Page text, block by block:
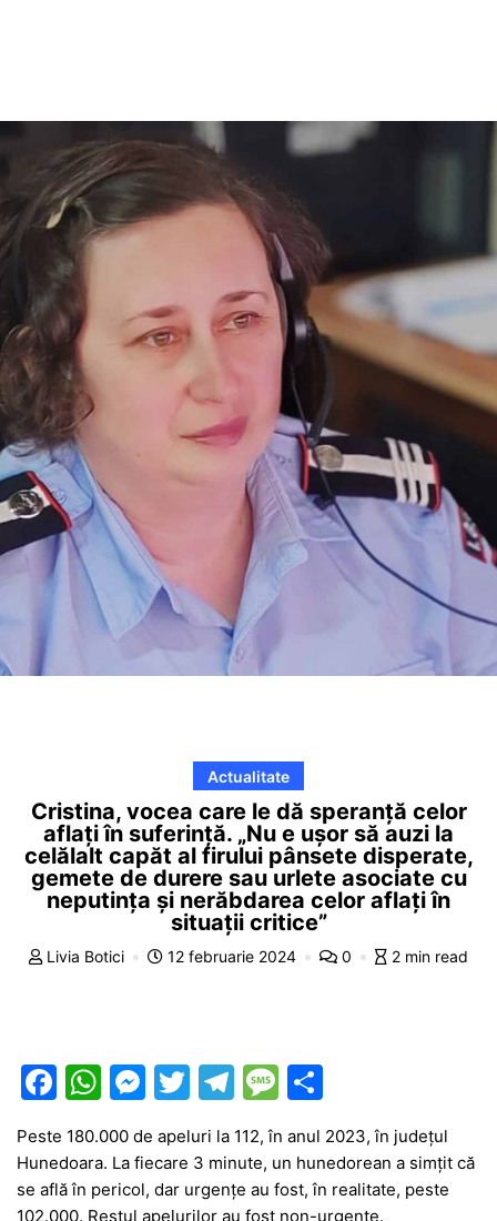
Actualitate
Cristina, vocea care le dă speranță celor
aflați în suferință. „Nu e ușor să auzi la
celălalt capăt al firului pânsete disperate,
gemete de durere sau urlete asociate cu
neputința și nerăbdarea celor aflați în
situații critice”
Livia Botici 12 februarie 2024 0 2 min read
F
c
e
W
at
s
M
s
s
T
w
itt
er
T
e
gr
M
s
s
ta
je
Peste 180.000 de apeluri la 112, în anul 2023, în județul
Hunedoara. La fiecare 3 minute, un hunedorean a simțit că
se află în pericol, dar urgențe au fost, în realitate, peste
102.000. Restul apelurilor au fost non-urgențe.